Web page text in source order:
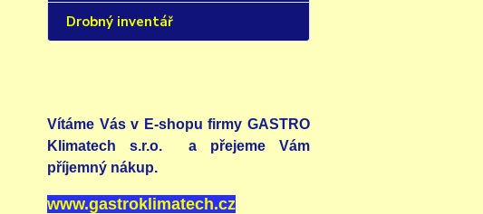
Drobný inventář
Vítáme Vás v E-shopu firmy GASTRO
Klimatech s.r.o. a přejeme Vám
příjemný nákup.
www.gastroklimatech.cz